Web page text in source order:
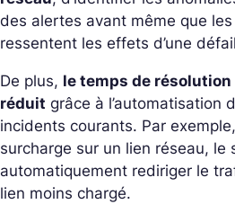
des alertes avant même que
ressentent les effets d’une
De plus, le temps de
réduit grâce à l’automatisation
incidents courants. Par
surcharge sur un lien réseau, le
automatiquement rediriger le
lien moins chargé.